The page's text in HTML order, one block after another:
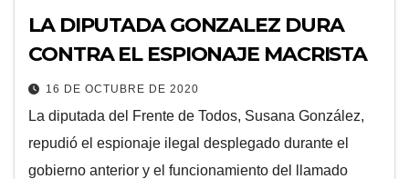
LA DIPUTADA GONZALEZ DURA
CONTRA EL ESPIONAJE MACRISTA
16 DE OCTUBRE DE 2020
La diputada del Frente de Todos, Susana González,
repudió el espionaje ilegal desplegado durante el
gobierno anterior y el funcionamiento del llamado